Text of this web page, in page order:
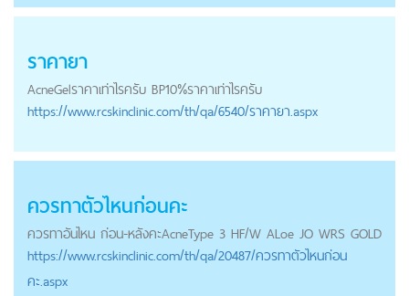
ราคายา
AcneGelราคาเท่าไรครับ BP10%ราคาเท่าไรครับ
https://www.rcskinclinic.com/th/qa/6540/ราคายา.aspx
ควรทาตัวไหนก่อนคะ
ควรทาอันไหน ก่อน-หลังคะAcneType 3 HF/W ALoe JO WRS GOLD
https://www.rcskinclinic.com/th/qa/20487/ควรทาตัวไหนก่อน
คะ.aspx